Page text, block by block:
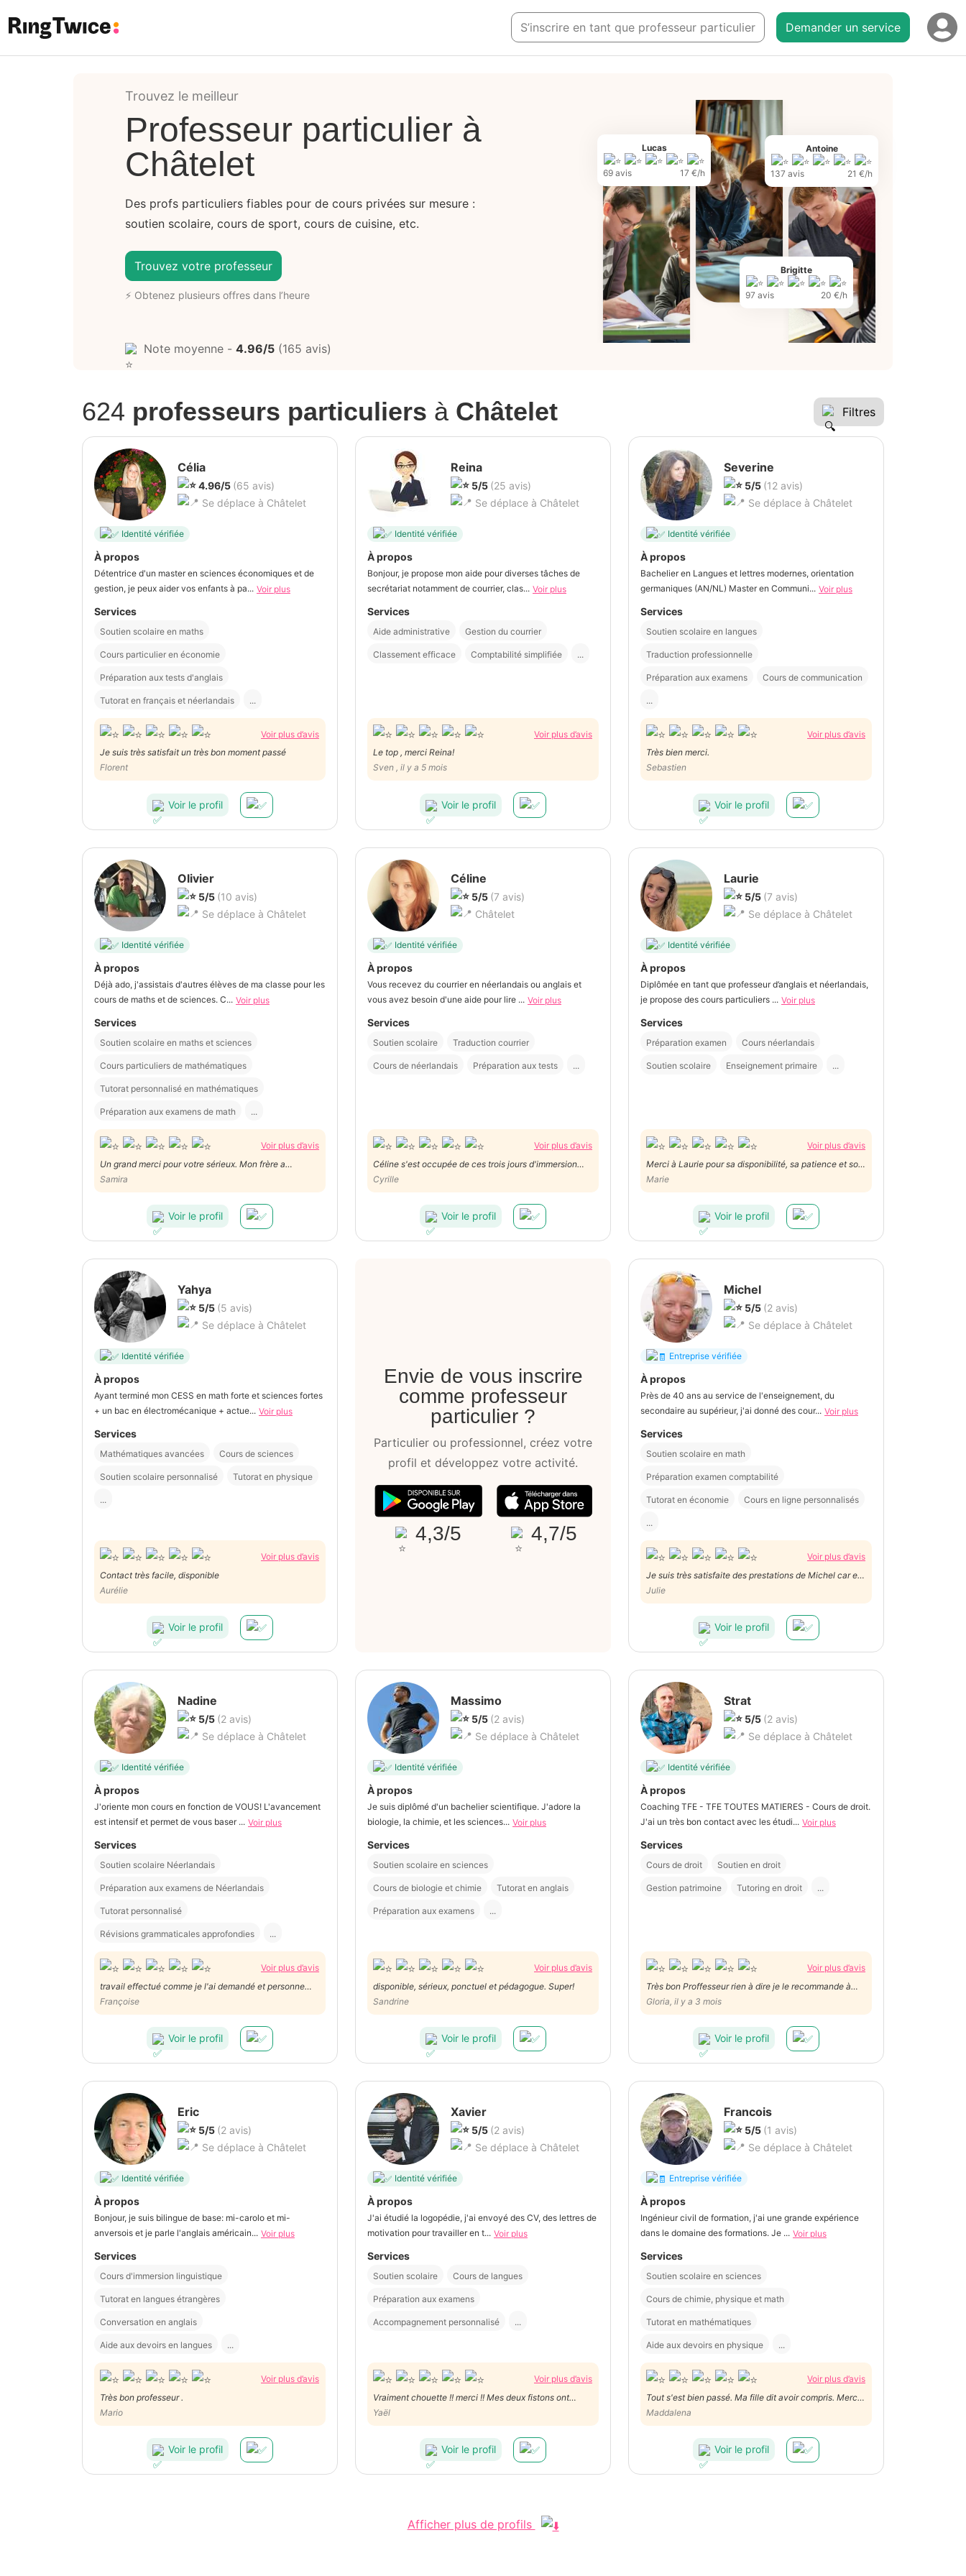
S’inscrire en tant que professeur particulier Demander un service
Lucas
69 avis 17 €/h
Brigitte
97 avis 20 €/h
Antoine
137 avis 21 €/h
Trouvez le meilleur
Professeur particulier à
Châtelet
Des profs particuliers fiables pour de cours privées sur mesure :
soutien scolaire, cours de sport, cours de cuisine, etc.
Trouvez votre professeur
⚡ Obtenez plusieurs offres dans l’heure
Note moyenne - 4.96/5 (165 avis)
624 professeurs particuliers à Châtelet Filtres
Célia
4.96/5 (65 avis)
Se déplace à Châtelet
Identité vérifiée
À propos
Détentrice d'un master en sciences économiques et de
gestion, je peux aider vos enfants à pa... Voir plus
Services
Soutien scolaire en maths
Cours particulier en économie
Préparation aux tests d'anglais
Tutorat en français et néerlandais ...
Voir plus d’avis
Je suis très satisfait un très bon moment passé
Florent
Voir le profil
Reina
5/5 (25 avis)
Se déplace à Châtelet
Identité vérifiée
À propos
Bonjour, je propose mon aide pour diverses tâches de
secrétariat notamment de courrier, clas... Voir plus
Services
Aide administrative Gestion du courrier
Classement efficace Comptabilité simplifiée ...
Voir plus d’avis
Le top , merci Reina!
Sven , il y a 5 mois
Voir le profil
Severine
5/5 (12 avis)
Se déplace à Châtelet
Identité vérifiée
À propos
Bachelier en Langues et lettres modernes, orientation
germaniques (AN/NL) Master en Communi... Voir plus
Services
Soutien scolaire en langues
Traduction professionnelle
Préparation aux examens Cours de communication
...
Voir plus d’avis
Très bien merci.
Sebastien
Voir le profil
Olivier
5/5 (10 avis)
Se déplace à Châtelet
Identité vérifiée
À propos
Déjà ado, j'assistais d'autres élèves de ma classe pour les
cours de maths et de sciences. C... Voir plus
Services
Soutien scolaire en maths et sciences
Cours particuliers de mathématiques
Tutorat personnalisé en mathématiques
Préparation aux examens de math ...
Voir plus d’avis
Un grand merci pour votre sérieux. Mon frère a
vraiment aimé votre prestation et votre personnalité. A
recommandé absolument ...
Samira
Voir le profil
Céline
5/5 (7 avis)
Châtelet
Identité vérifiée
À propos
Vous recevez du courrier en néerlandais ou anglais et
vous avez besoin d'une aide pour lire ... Voir plus
Services
Soutien scolaire Traduction courrier
Cours de néerlandais Préparation aux tests ...
Voir plus d’avis
Céline s'est occupée de ces trois jours d'immersion
anglais très consciencieusement et les enfants l'ont
beaucoup apprécié. Elle a été à l'écoute, flexible et au
final cette expérience s'est averée tout à fait positive.
Un grand merci !!
Cyrille
Voir le profil
Laurie
5/5 (7 avis)
Se déplace à Châtelet
Identité vérifiée
À propos
Diplômée en tant que professeur d’anglais et néerlandais,
je propose des cours particuliers ... Voir plus
Services
Préparation examen Cours néerlandais
Soutien scolaire Enseignement primaire ...
Voir plus d’avis
Merci à Laurie pour sa disponibilité, sa patience et son
approche méthodique
Marie
Voir le profil
Yahya
5/5 (5 avis)
Se déplace à Châtelet
Identité vérifiée
À propos
Ayant terminé mon CESS en math forte et sciences fortes
+ un bac en électromécanique + actue... Voir plus
Services
Mathématiques avancées Cours de sciences
Soutien scolaire personnalisé Tutorat en physique
...
Voir plus d’avis
Contact très facile, disponible
Aurélie
Voir le profil
Envie de vous inscrire
comme professeur
particulier ?
Particulier ou professionnel, créez votre
profil et développez votre activité.
4,3/5 4,7/5
Michel
5/5 (2 avis)
Se déplace à Châtelet
Entreprise vérifiée
À propos
Près de 40 ans au service de l'enseignement, du
secondaire au supérieur, j'ai donné des cour... Voir plus
Services
Soutien scolaire en math
Préparation examen comptabilité
Tutorat en économie Cours en ligne personnalisés
...
Voir plus d’avis
Je suis très satisfaite des prestations de Michel car en
plus d’être ponctuel, il s’est intéressé et s’est impliqué
dans la réussite de mon fils. Mon fils et moi même
recommandons Michel à 100%
Julie
Voir le profil
Nadine
5/5 (2 avis)
Se déplace à Châtelet
Identité vérifiée
À propos
J'oriente mon cours en fonction de VOUS! L'avancement
est intensif et permet de vous baser ... Voir plus
Services
Soutien scolaire Néerlandais
Préparation aux examens de Néerlandais
Tutorat personnalisé
Révisions grammaticales approfondies ...
Voir plus d’avis
travail effectué comme je l'ai demandé et personne
vraiment aimable . A recommander
Françoise
Voir le profil
Massimo
5/5 (2 avis)
Se déplace à Châtelet
Identité vérifiée
À propos
Je suis diplômé d'un bachelier scientifique. J'adore la
biologie, la chimie, et les sciences... Voir plus
Services
Soutien scolaire en sciences
Cours de biologie et chimie Tutorat en anglais
Préparation aux examens ...
Voir plus d’avis
disponible, sérieux, ponctuel et pédagogue. Super!
Sandrine
Voir le profil
Strat
5/5 (2 avis)
Se déplace à Châtelet
Identité vérifiée
À propos
Coaching TFE - TFE TOUTES MATIERES - Cours de droit.
J'ai un très bon contact avec les étudi... Voir plus
Services
Cours de droit Soutien en droit
Gestion patrimoine Tutoring en droit ...
Voir plus d’avis
Très bon Proffesseur rien à dire je le recommande à
100%
Gloria, il y a 3 mois
Voir le profil
Eric
5/5 (2 avis)
Se déplace à Châtelet
Identité vérifiée
À propos
Bonjour, je suis bilingue de base: mi-carolo et mi-
anversois et je parle l'anglais américain... Voir plus
Services
Cours d'immersion linguistique
Tutorat en langues étrangères
Conversation en anglais
Aide aux devoirs en langues ...
Voir plus d’avis
Très bon professeur .
Mario
Voir le profil
Xavier
5/5 (2 avis)
Se déplace à Châtelet
Identité vérifiée
À propos
J'ai étudié la logopédie, j'ai envoyé des CV, des lettres de
motivation pour travailler en t... Voir plus
Services
Soutien scolaire Cours de langues
Préparation aux examens
Accompagnement personnalisé ...
Voir plus d’avis
Vraiment chouette !! merci !! Mes deux fistons ont
beaucoup apprécié ...
Yaël
Voir le profil
Francois
5/5 (1 avis)
Se déplace à Châtelet
Entreprise vérifiée
À propos
Ingénieur civil de formation, j'ai une grande expérience
dans le domaine des formations. Je ... Voir plus
Services
Soutien scolaire en sciences
Cours de chimie, physique et math
Tutorat en mathématiques
Aide aux devoirs en physique ...
Voir plus d’avis
Tout s'est bien passé. Ma fille dit avoir compris. Merci
à François.
Maddalena
Voir le profil
Afficher plus de profils